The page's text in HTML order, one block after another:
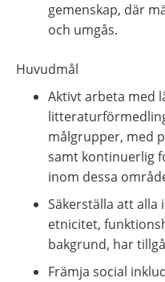
gemenskap, där
och umgås.
Huvudmål
Aktivt arbeta med
målgrupper, med
samt kontinuerlig
inom dessa
Säkerställa att alla
etnicitet,
bakgrund, har
Främja social